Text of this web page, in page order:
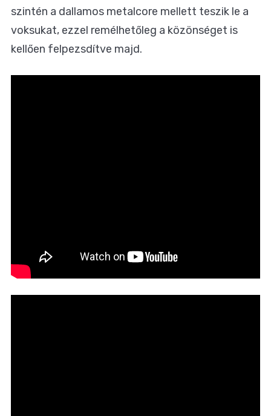
szintén a dallamos metalcore mellett teszik le a
voksukat, ezzel remélhetőleg a közönséget is
kellően felpezsdítve majd.